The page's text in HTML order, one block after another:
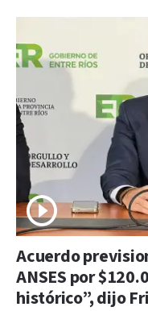
Acuerdo
ANSES por
histórico”, dijo